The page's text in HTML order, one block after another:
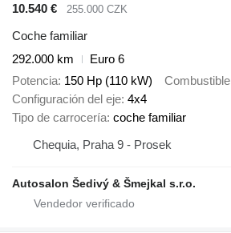
10.540 €
255.000 CZK
Coche familiar
292.000 km
Euro 6
Potencia 150 Hp (110 kW) Combustible
Configuración del eje 4x4
Tipo de carrocería coche familiar
Chequia, Praha 9 - Prosek
Autosalon Šedivý & Šmejkal s.r.o.